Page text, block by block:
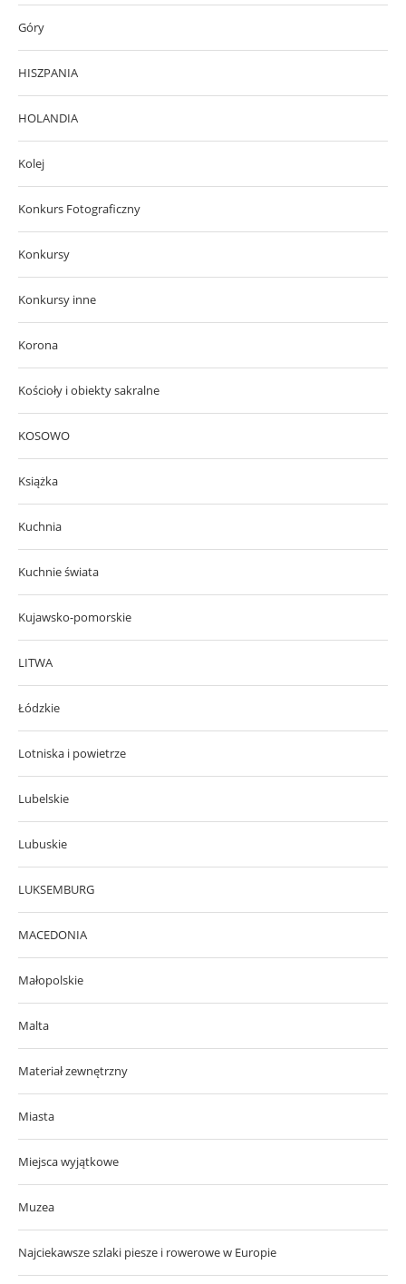
Góry
HISZPANIA
HOLANDIA
Kolej
Konkurs Fotograficzny
Konkursy
Konkursy inne
Korona
Kościoły i obiekty sakralne
KOSOWO
Książka
Kuchnia
Kuchnie świata
Kujawsko-pomorskie
LITWA
Łódzkie
Lotniska i powietrze
Lubelskie
Lubuskie
LUKSEMBURG
MACEDONIA
Małopolskie
Malta
Materiał zewnętrzny
Miasta
Miejsca wyjątkowe
Muzea
Najciekawsze szlaki piesze i rowerowe w Europie